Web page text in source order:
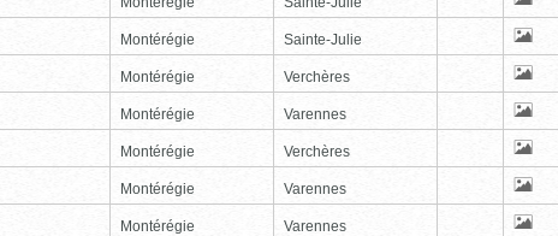
Montérégie Sainte-Julie
Montérégie Verchères
Montérégie Varennes
Montérégie Verchères
Montérégie Varennes
Montérégie Varennes